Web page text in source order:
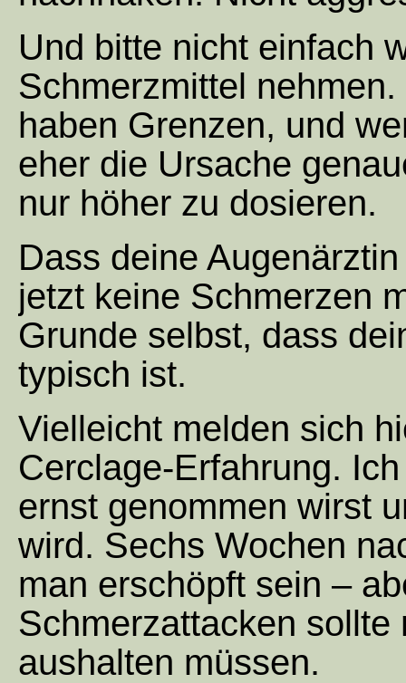
Und bitte nicht einfach
Schmerzmittel
haben Grenzen, und
eher die Ursache
nur höher zu dosieren.
Dass deine
jetzt keine Schmerzen
Grunde selbst, dass
typisch ist.
Vielleicht melden sich
Cerclage-Erfahrung.
ernst genommen wirst
wird. Sechs Wochen
man erschöpft sein –
Schmerzattacken
aushalten müssen.